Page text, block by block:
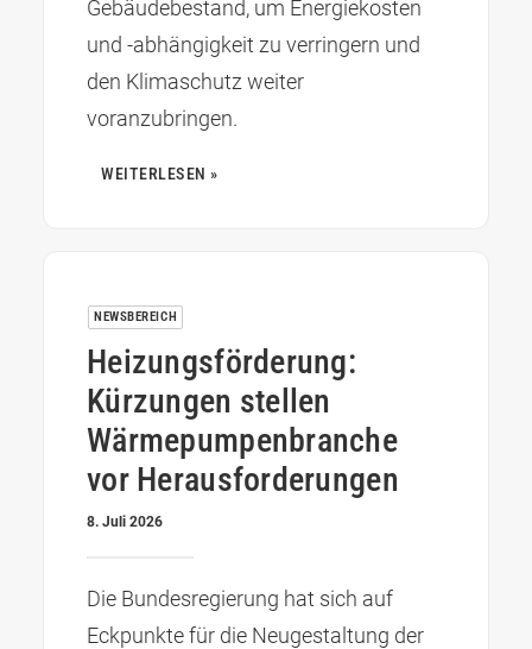
Gebäudebestand, um Energiekosten
und -abhängigkeit zu verringern und
den Klimaschutz weiter
voranzubringen.
WEITERLESEN »
NEWSBEREICH
Heizungsförderung:
Kürzungen stellen
Wärmepumpenbranche
vor Herausforderungen
8. Juli 2026
Die Bundesregierung hat sich auf
Eckpunkte für die Neugestaltung der